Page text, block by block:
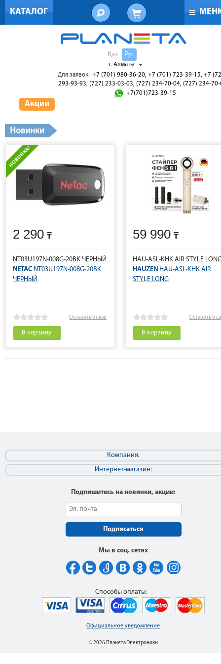
КАТАЛОГ
Қаз Рус
г. Алматы
Для заявок: +7 (701) 980-36-20, +7 (701) 723-39-15, +7
293-93-93, (727) 233-03-03, (727) 234-70-04, (727) 234-
+7(701)723-39-15
Акции
Новинки
2 290
NT03U197N-008G-20BK ЧЕРНЫЙ
NETACNT03U197N-008G-20BK
ЧЕРНЫЙ
Оставить отзыв
В корзину
59 990
HAU-ASL-KHK AIR STYLE
HAUZEN HAU-ASL-KHK AIR
STYLE LONG
Оставить
В корзину
Компания:
Интернет-магазин:
Подпишитесь на новинки, акции:
Подписаться
Мы в соц. сетях
Официальное уведомление
© 2026 Планета Электроники
Способы оплаты: